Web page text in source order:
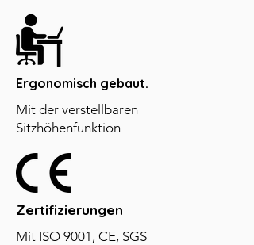
Füllung: geformt
Gasfeder: 80-mm-Gasfeder der Klasse 4
mit schwarzer Lackierung
Basis: 350 mm schwarze Nylonbasis
Rolle: 60 mm R-10 # schwarze Nylonrollen
Ergonomisch gebaut.
Mit der verstellbaren
Sitzhöhenfunktion
Zertifizierungen
Mit ISO 9001, CE, SGS